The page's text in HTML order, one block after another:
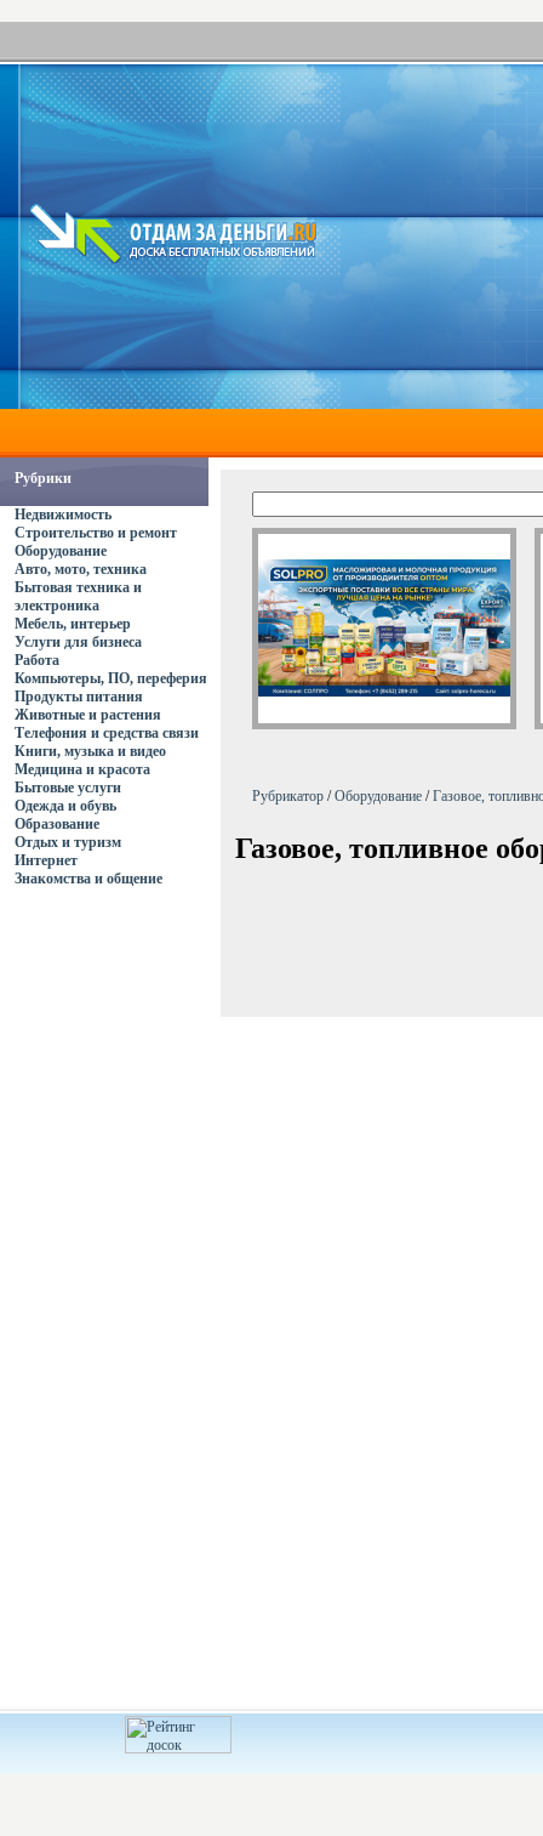
Рубрики
Недвижимость
Строительство и ремонт
Оборудование
Авто, мото, техника
Бытовая техника и
электроника
Мебель, интерьер
Услуги для бизнеса
Работа
Компьютеры, ПО, переферия
Продукты питания
Животные и растения
Телефония и средства связи
Книги, музыка и видео
Медицина и красота
Бытовые услуги
Одежда и обувь
Образование
Отдых и туризм
Интернет
Знакомства и общение
Рубрикатор /Оборудование /Газовое,
Газовое, топливное